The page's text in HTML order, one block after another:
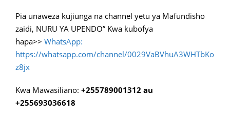
Pia unaweza kujiunga na channel yetu ya Mafundisho
zaidi, NURU YA UPENDO” Kwa kubofya
hapa>> WhatsApp:
https://whatsapp.com/channel/0029VaBVhuA3WHTbKo
z8jx
Kwa Mawasiliano: +255789001312 au
+255693036618